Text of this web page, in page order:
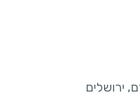
ירושלים